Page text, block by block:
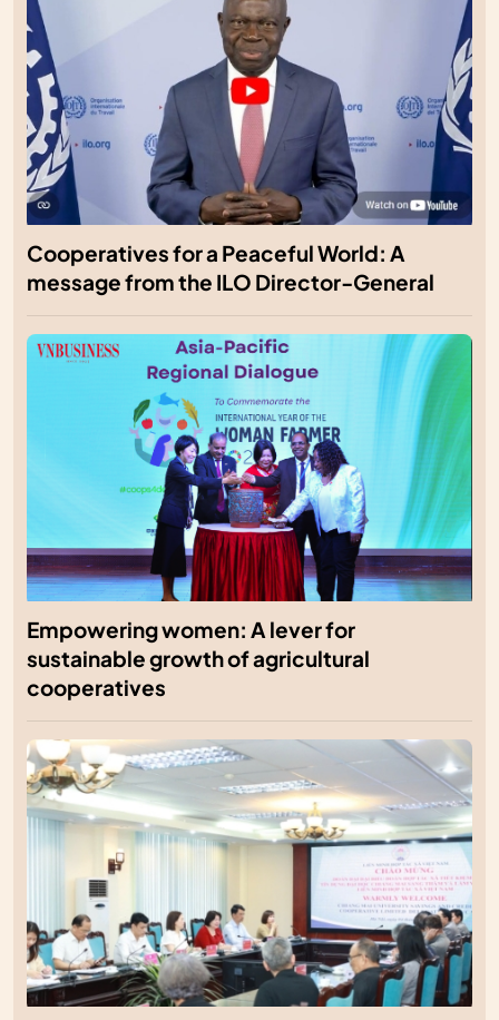
Cooperatives for a Peaceful World: A
message from the ILO Director-General
Empowering women: A lever for
sustainable growth of agricultural
cooperatives